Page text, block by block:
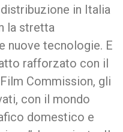
in Italia
la stretta
nuove tecnologie. E
rafforzato con il
Commission, gli
con il mondo
domestico e